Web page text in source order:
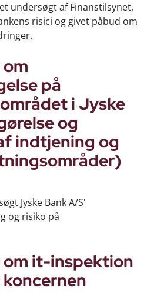
undersøgt af Finanstilsynet,
risici og givet påbud om
på
i Jyske
og
indtjening og
Jyske Bank A/S'
og risiko på
om it-inspektion
koncernen